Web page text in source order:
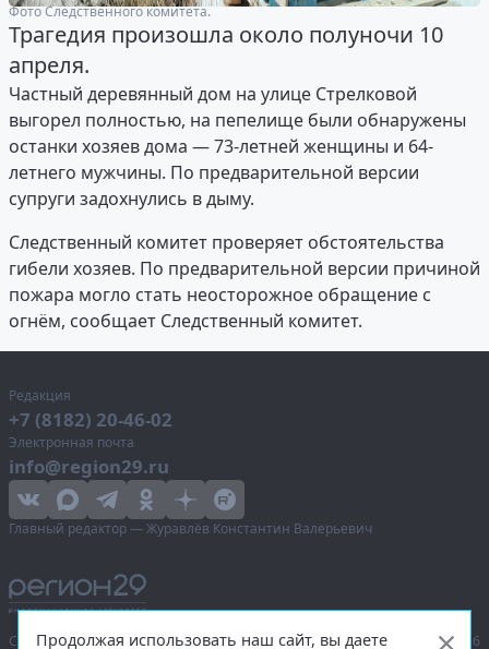
Фото Следственного комитета.
Трагедия произошла около полуночи 10
апреля.
Частный деревянный дом на улице Стрелковой
выгорел полностью, на пепелище были обнаружены
останки хозяев дома — 73-летней женщины и 64-
летнего мужчины. По предварительной версии
супруги задохнулись в дыму.
Следственный комитет проверяет обстоятельства
гибели хозяев. По предварительной версии причиной
пожара могло стать неосторожное обращение с
огнём, сообщает Следственный комитет.
Редакция
+7 (8182) 20-46-02
Электронная почта
info@region29.ru
Главный редактор — Журавлёв Константин Валерьевич
Сетевое издание «Информационное агентство Регион 29», © 2016–2026
Продолжая использовать наш сайт, вы даете